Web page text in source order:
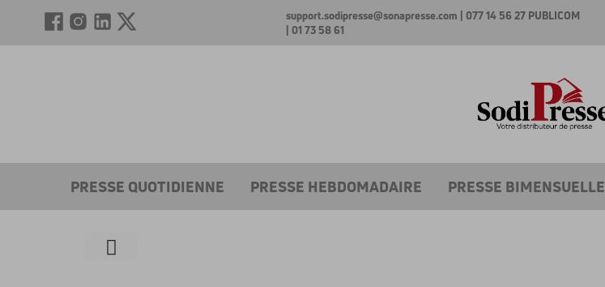
support.sodipresse@sonapresse.com | 077 14 56 27
| 01 73 58 61
PUBLICOM
PRESSE QUOTIDIENNE PRESSE HEBDOMADAIRE PRESSE BIMENSUELLE